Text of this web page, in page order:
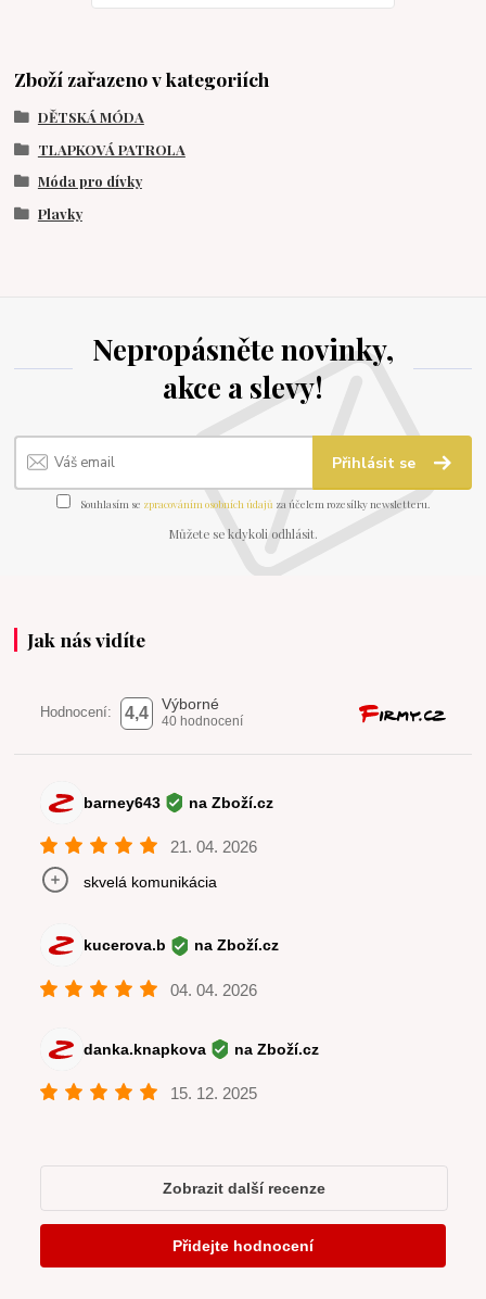
Zboží zařazeno v kategoriích
DĚTSKÁ MÓDA
TLAPKOVÁ PATROLA
Móda pro dívky
Plavky
Nepropásněte novinky,
akce a slevy!
Přihlásit se
Souhlasím se zpracováním osobních údajů za účelem rozesílky newsletteru.
Můžete se kdykoli odhlásit.
Jak nás vidíte